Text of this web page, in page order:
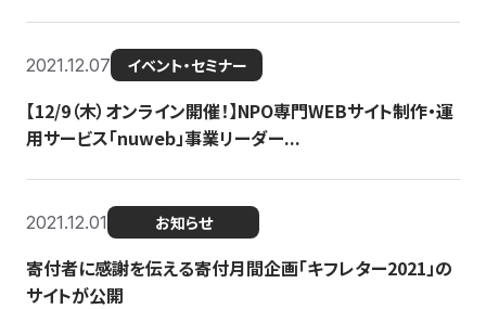
2021.12.07 イベント・セミナー
【12/9（木）オンライン開催！】NPO専門WEBサイト制作・運
用サービス「nuweb」事業リーダー...
2021.12.01 お知らせ
寄付者に感謝を伝える寄付月間企画「キフレター2021」の
サイトが公開